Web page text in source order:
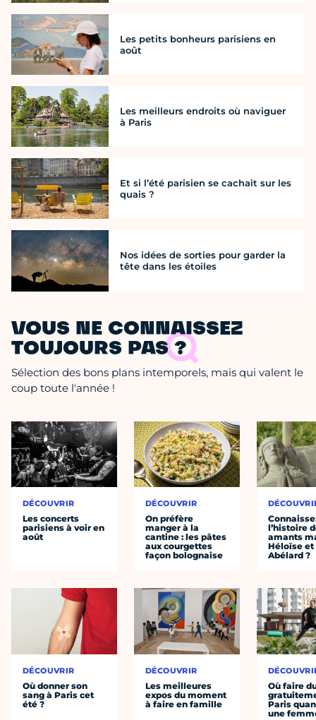
Les petits bonheurs parisiens en
août
Les meilleurs endroits où naviguer
à Paris
Et si l’été parisien se cachait sur les
quais ?
Nos idées de sorties pour garder la
tête dans les étoiles
VOUS NE CONNAISSEZ
TOUJOURS PAS ?
Sélection des bons plans intemporels, mais qui valent le
coup toute l'année !
DÉCOUVRIR
Les concerts
parisiens à voir en
août
DÉCOUVRIR
Où donner son
sang à Paris cet
été ?
DÉCOUVRIR
On préfère
manger à la
cantine : les pâtes
aux courgettes
façon bolognaise
DÉCOUVRIR
Les meilleures
expos du moment
à faire en famille
l’histoire
amants
Héloïse et
Abélard ?
Où faire
Paris
une